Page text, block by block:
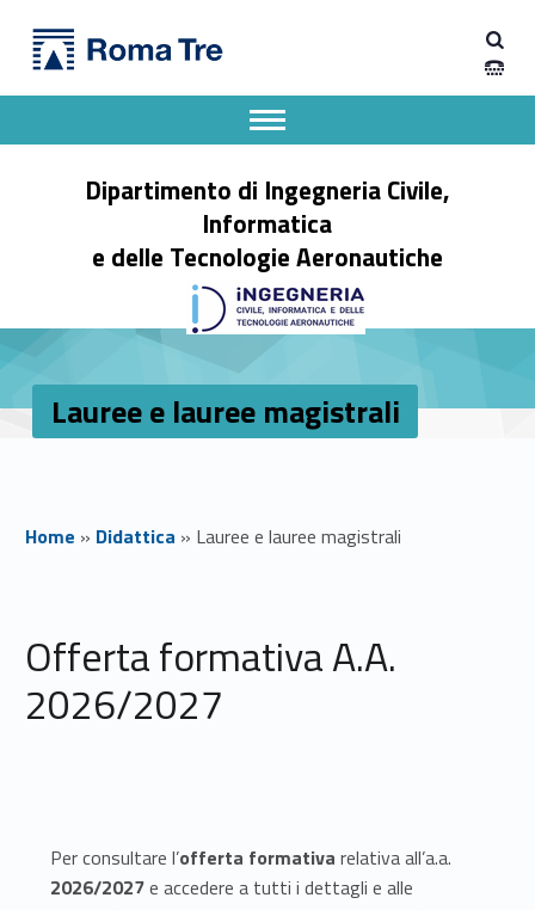
Lauree e lauree magistrali - Dipartimento di Ingegneria Civile, Informatica e delle Tecnologie Aeronautiche
Dipartimento di Ingegneria Civile,
Informatica
e delle Tecnologie Aeronautiche
Apri il menu secondario
Header info sidebar
Lauree e lauree magistrali
Home » Didattica » Lauree e lauree magistrali
Offerta formativa A.A.
2026/2027
Per consultare l’offerta formativa relativa all’a.a.
2026/2027e accedere a tutti i dettagli e alle